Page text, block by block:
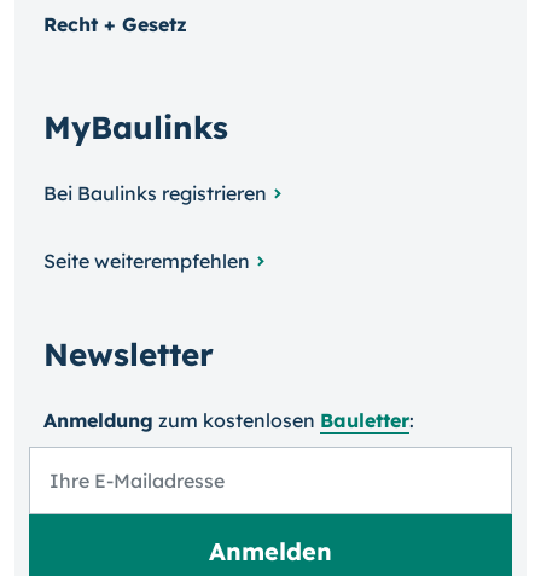
Recht + Gesetz
MyBaulinks
Bei Baulinks registrieren
Seite weiterempfehlen
Newsletter
Anmeldung zum kosten­losen Bauletter: